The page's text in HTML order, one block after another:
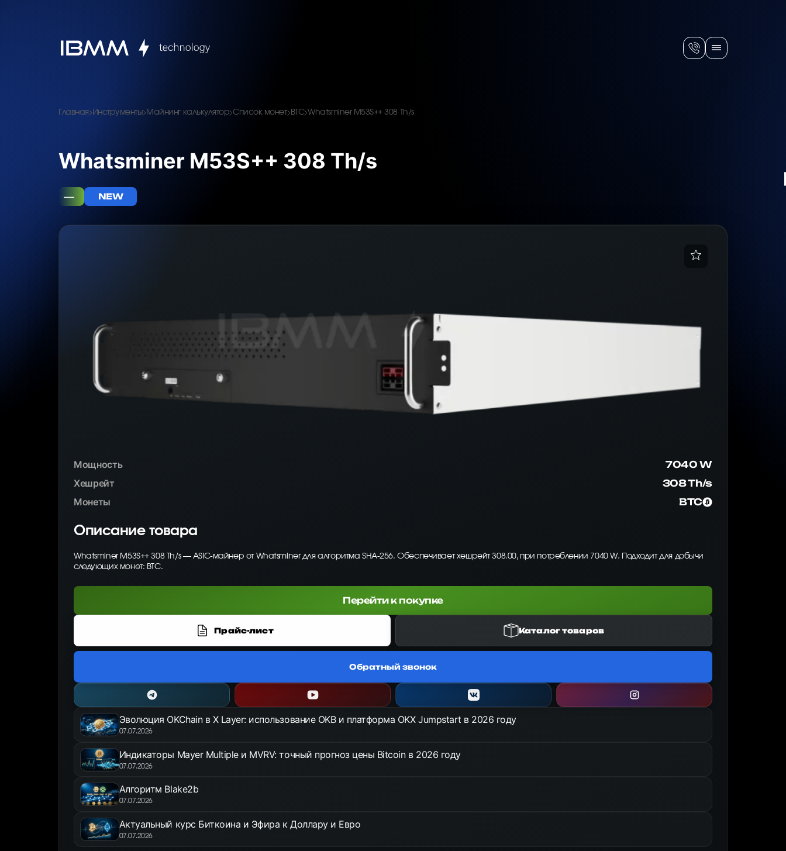
Главная Инструменты Майнинг калькулятор Список монет BTC Whatsminer M53S++ 308 Th/s
Whatsminer M53S++ 308 Th/s
— NEW
Мощность
7040 W
Хешрейт
308 Th/s
Монеты
BTC
Описание товара
Whatsminer M53S++ 308 Th/s — ASIC-майнер от Whatsminer для алгоритма SHA-256. Обеспечивает хешрейт 308.00, при потреблении 7040 W. Подходит для добычи
следующих монет: BTC.
Перейти к покупке
Прайс-лист Каталог товаров
Обратный звонок
Эволюция OKChain в X Layer: использование OKB и платформа OKX Jumpstart в 2026 году
07.07.2026
Индикаторы Mayer Multiple и MVRV: точный прогноз цены Bitcoin в 2026 году
07.07.2026
Алгоритм Blake2b
07.07.2026
Актуальный курс Биткоина и Эфира к Доллару и Евро
07.07.2026